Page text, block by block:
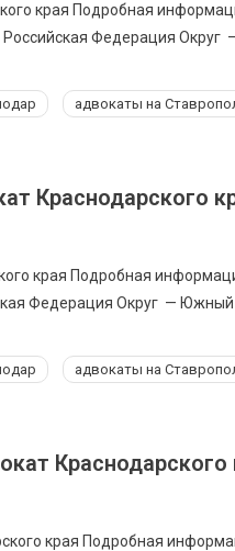
края Подробная
Федерация
адвокаты на
Краснодарского
края Подробная
Федерация Округ —
адвокаты на
Краснодарского
края Подробная